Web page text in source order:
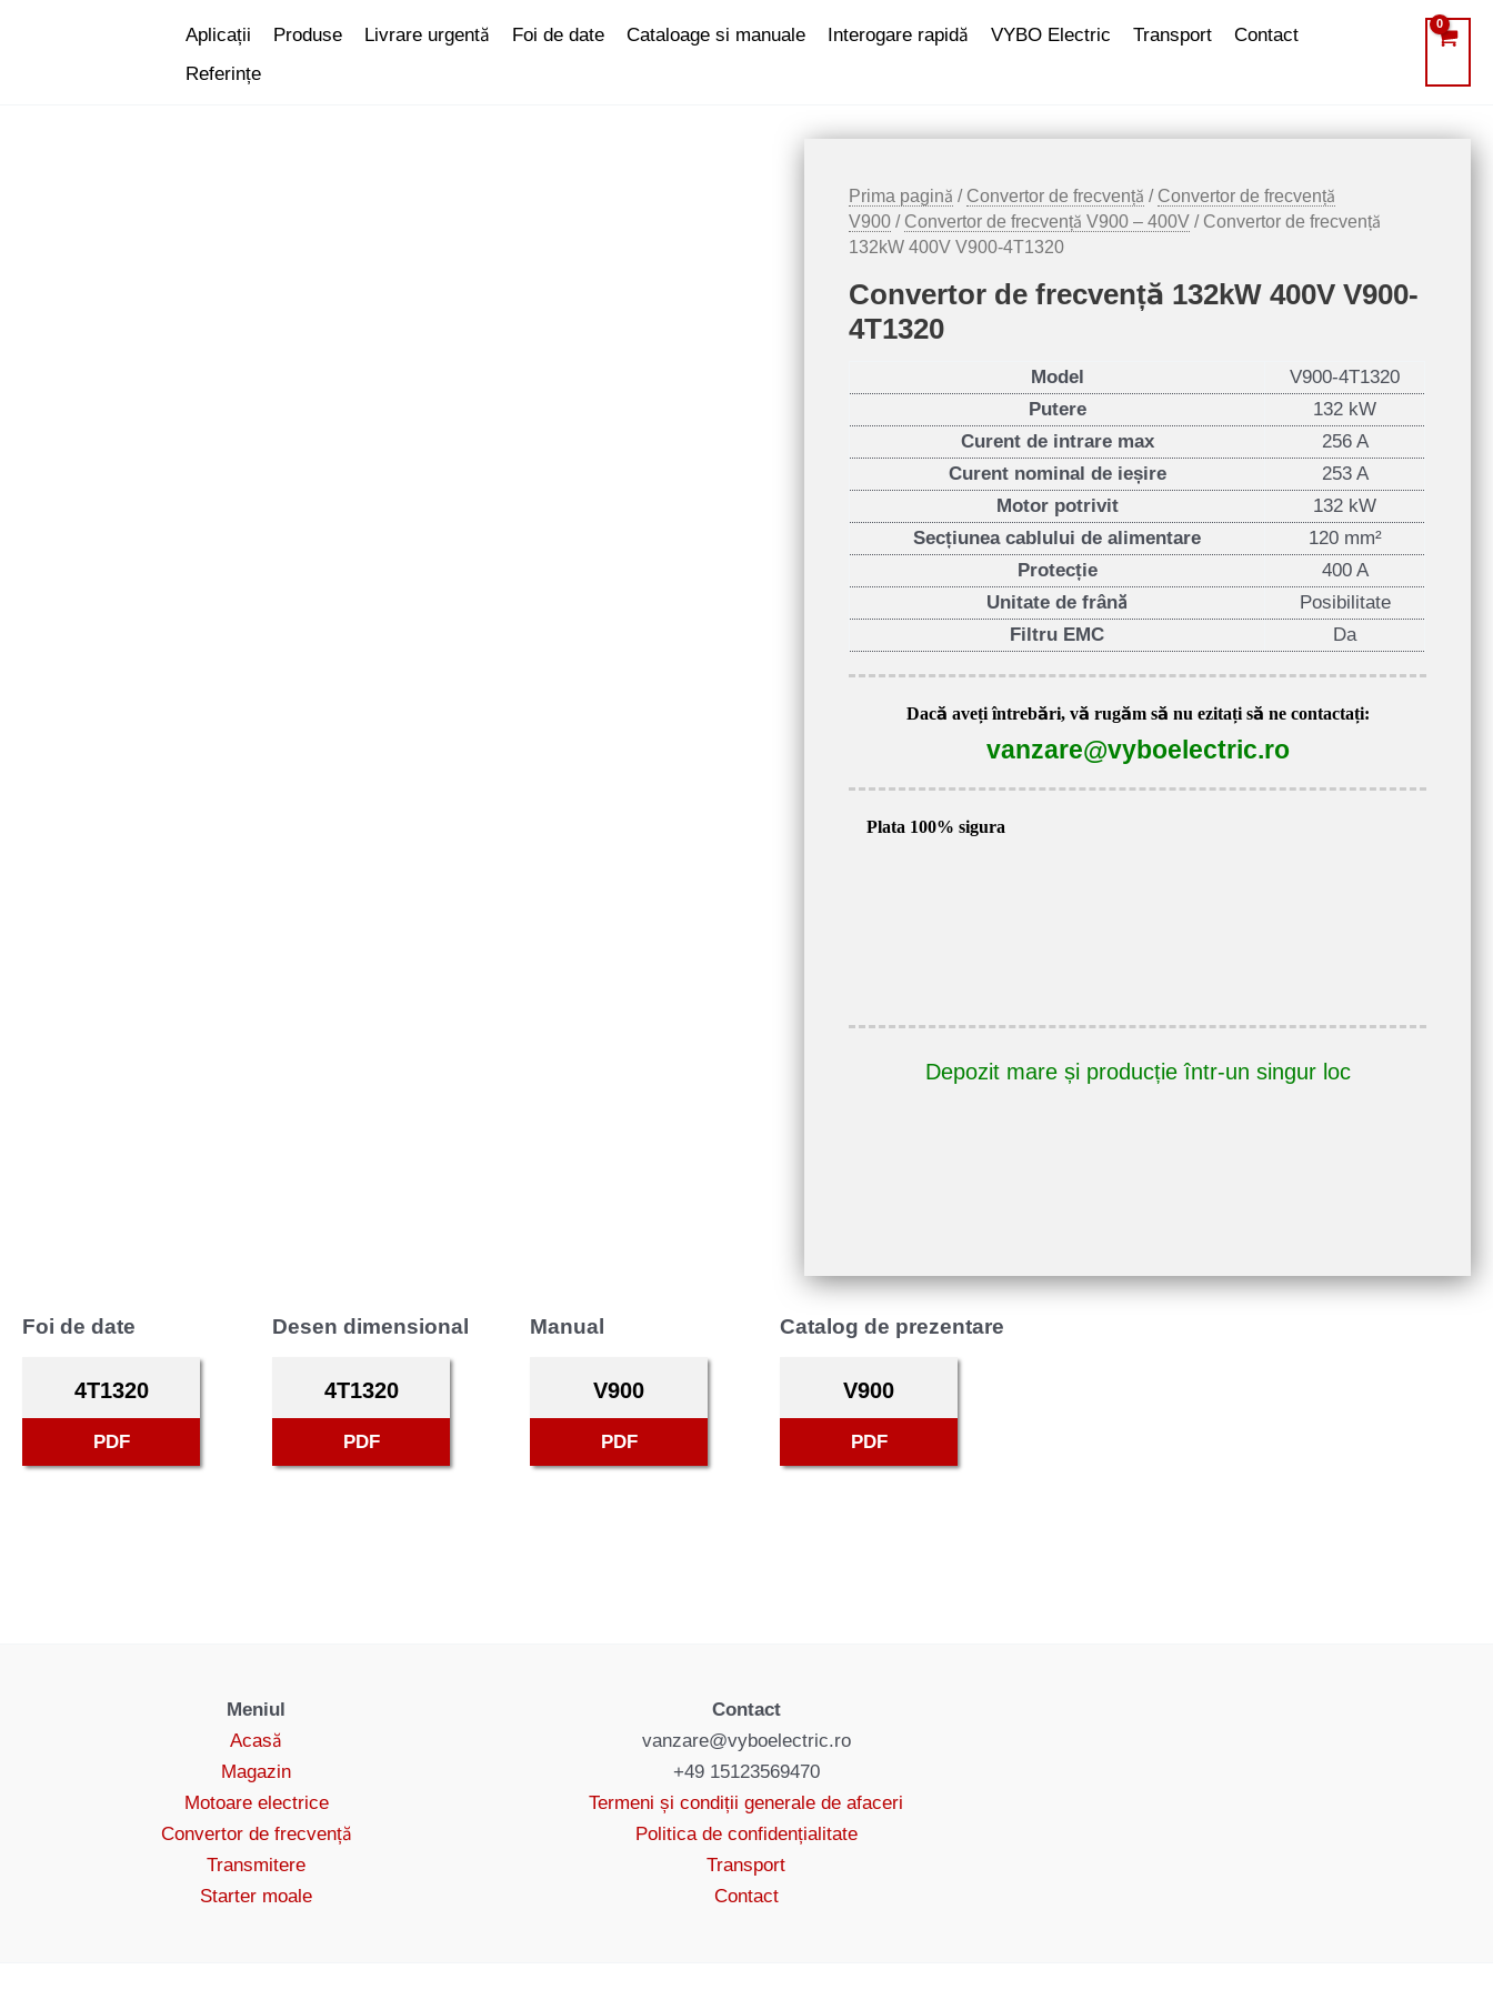
Aplicații Produse Livrare urgentă Foi de date Cataloage si manuale Interogare rapidă VYBO Electric Transport
Contact
Referințe
Prima pagină / Convertor de frecvență / Convertor de frecvență
V900 / Convertor de frecvență V900 – 400V / Convertor de frecvență
132kW 400V V900-4T1320
Convertor de frecvență 132kW 400V V900-
4T1320
Model
V900-4T1320
Putere
132 kW
Curent de intrare max
256 A
Curent nominal de ieșire
253 A
Motor potrivit
132 kW
Secțiunea cablului de alimentare
120 mm²
Protecție
400 A
Unitate de frână
Posibilitate
Filtru EMC
Da
Dacă aveți întrebări, vă rugăm să nu ezitați să ne contactați:
vanzare@vyboelectric.ro
Plata 100% sigura
Depozit mare și producție într-un singur loc
Foi de date
4T1320
PDF
Desen dimensional
4T1320
PDF
Manual
V900
PDF
Catalog de prezentare
V900
PDF
Meniul
Acasă
Magazin
Motoare electrice
Convertor de frecvență
Transmitere
Starter moale
Contact
vanzare@vyboelectric.ro
+49 15123569470
Termeni și condiții generale de afaceri
Politica de confidențialitate
Transport
Contact